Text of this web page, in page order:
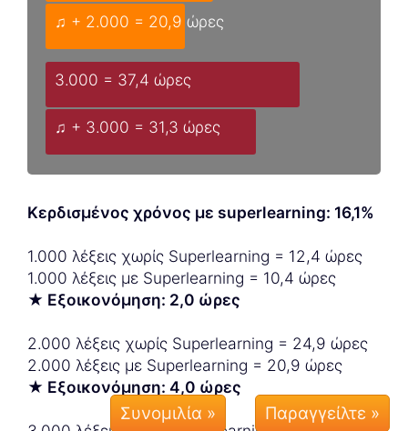
♫ + 2.000 = 20,9 ώρες
3.000 = 37,4 ώρες
♫ + 3.000 = 31,3 ώρες
Κερδισμένος χρόνος με superlearning: 16,1%
1.000 λέξεις χωρίς Superlearning = 12,4 ώρες
1.000 λέξεις με Superlearning = 10,4 ώρες
★ Εξοικονόμηση: 2,0 ώρες
2.000 λέξεις χωρίς Superlearning = 24,9 ώρες
2.000 λέξεις με Superlearning = 20,9 ώρες
★ Εξοικονόμηση: 4,0 ώρες
Συνομιλία »